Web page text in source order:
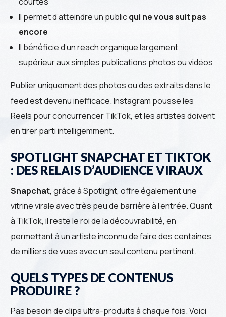
Il permet d’atteindre un publicqui ne vous suit pas
encore
Il bénéficie d’un reach organique largement
supérieur aux simples publications photos ou vidéos
Publier uniquement des photos ou des extraits dans le
feed est devenu inefficace. Instagram pousse les
Reels pour concurrencer TikTok, et les artistes doivent
en tirer parti intelligemment.
SPOTLIGHT SNAPCHAT ET TIKTOK
: DES RELAIS D’AUDIENCE VIRAUX
Snapchat, grâce à Spotlight, offre également une
vitrine virale avec très peu de barrière à l’entrée. Quant
à TikTok, il reste le roi de la découvrabilité, en
permettant à un artiste inconnu de faire des centaines
de milliers de vues avec un seul contenu pertinent.
QUELS TYPES DE CONTENUS
PRODUIRE ?
Pas besoin de clips ultra-produits à chaque fois. Voici